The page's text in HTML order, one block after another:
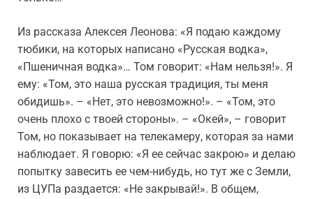
Из рассказа Алексея Леонова: «Я подаю каждому
тюбики, на которых написано «Русская водка»,
«Пшеничная водка»… Том говорит: «Нам нельзя!». Я
ему: «Том, это наша русская традиция, ты меня
обидишь». – «Нет, это невозможно!». – «Том, это
очень плохо с твоей стороны». – «Окей», – говорит
Том, но показывает на телекамеру, которая за нами
наблюдает. Я говорю: «Я ее сейчас закрою» и делаю
попытку завесить ее чем-нибудь, но тут же с Земли,
из ЦУПа раздается: «Не закрывай!». В общем,